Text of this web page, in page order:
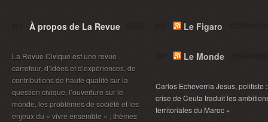
À propos de La Revue
La Revue Civique est une revue
carrefour, d’idées et d’expériences, de
contributions de haute qualité sur la
question civique, l’ouverture sur le
monde, les problèmes de société et les
enjeux du « vivre ensemble » ; thèmes
Le Figaro
Le Monde
Carlos Echeverria Jesus, politiste
crise de Ceuta traduit les
territoriales du Maroc »